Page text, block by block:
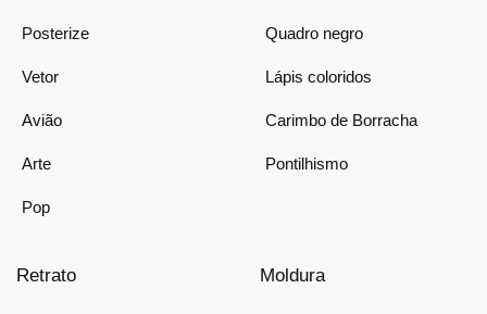
Posterize
Vetor
Avião
Arte
Pop
Quadro negro
Lápis coloridos
Carimbo de Borracha
Pontilhismo
Retrato Moldura